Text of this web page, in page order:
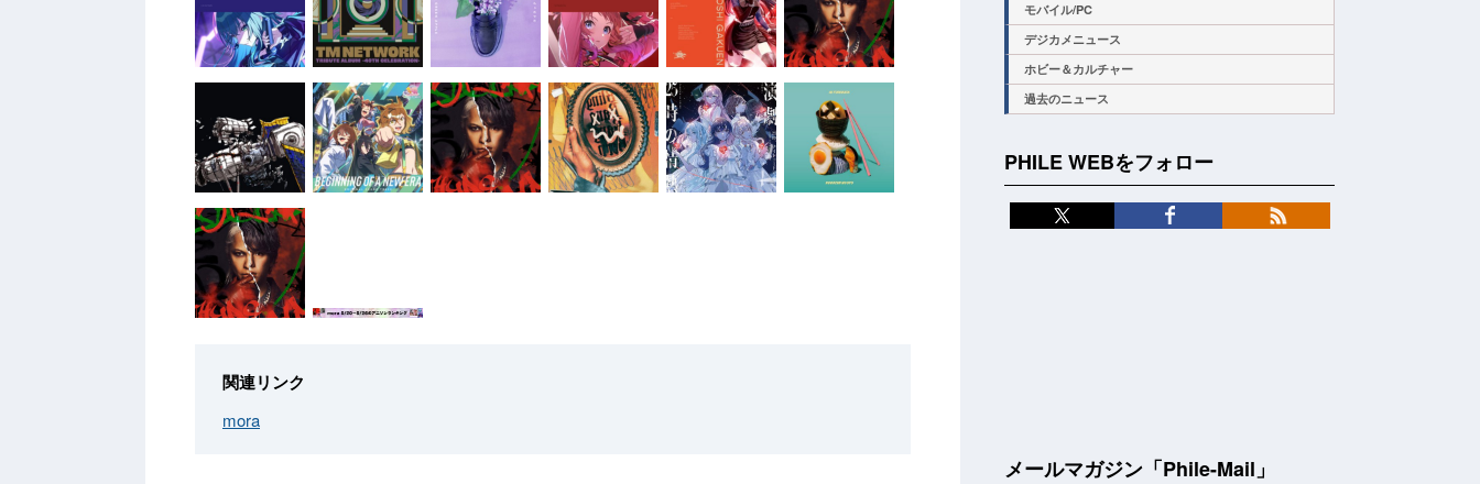
関連リンク
mora
モバイル/PC
デジカメニュース
ホビー＆カルチャー
過去のニュース
PHILE WEBをフォロー
メールマガジン「Phile-Mail」